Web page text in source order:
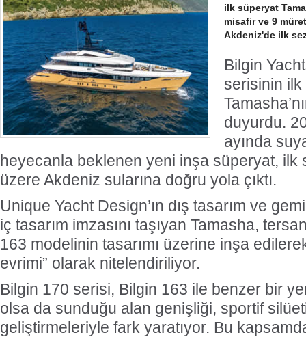
ilk süperyat
misafir ve 9
Akdeniz'de ilk
Bilgin
serisinin ilk
duyurdu.
ayında
heyecanla beklenen yeni inşa süperyat, ilk
üzere Akdeniz sularına doğru yola çıktı.
Unique Yacht Design’ın dış tasarım ve
iç tasarım imzasını taşıyan Tamasha,
163 modelinin tasarımı üzerine inşa
evrimi” olarak nitelendiriliyor.
Bilgin 170 serisi, Bilgin 163 ile benzer bir
olsa da sunduğu alan genişliği, sportif
geliştirmeleriyle fark yaratıyor. Bu